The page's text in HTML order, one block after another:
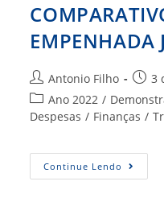
EMPENHADA
Autor
do
post:
Antonio Filho
Post3
Categoria
do
Ano 2022 /
Despesas / Finanças /
Continue Lendo